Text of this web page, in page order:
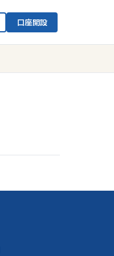
口座開設